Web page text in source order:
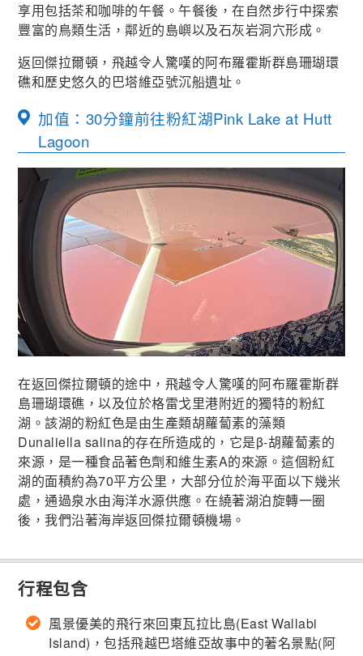
享用包括茶和咖啡的午餐。午餐後，在自然步行中探索
豐富的鳥類生活，鄰近的島嶼以及石灰岩洞穴形成。
返回傑拉爾頓，飛越令人驚嘆的阿布羅霍斯群島珊瑚環
礁和歷史悠久的巴塔維亞號沉船遺址。
加值：30分鐘前往粉紅湖Pink Lake at Hutt
Lagoon
在返回傑拉爾頓的途中，飛越令人驚嘆的阿布羅霍斯群
島珊瑚環礁，以及位於格雷戈里港附近的獨特的粉紅
湖。該湖的粉紅色是由生產類胡蘿蔔素的藻類
Dunaliella salina的存在所造成的，它是β-胡蘿蔔素的
來源，是一種食品著色劑和維生素A的來源。這個粉紅
湖的面積約為70平方公里，大部分位於海平面以下幾米
處，通過泉水由海洋水源供應。在繞著湖泊旋轉一圈
後，我們沿著海岸返回傑拉爾頓機場。
行程包含
風景優美的飛行來回東瓦拉比島(East Wallabi
Island)，包括飛越巴塔維亞故事中的著名景點(阿